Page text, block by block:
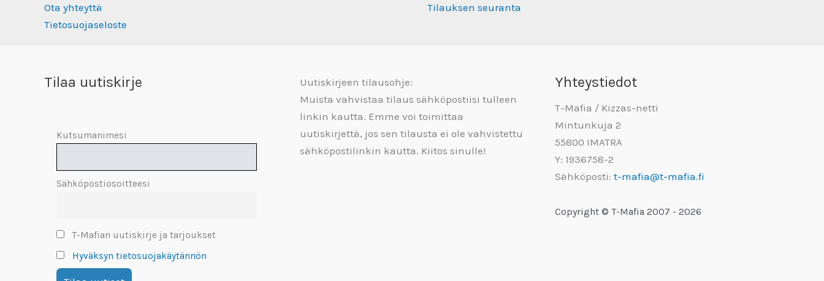
Ota yhteyttä
Tietosuojaseloste
Tilauksen seuranta
Tilaa uutiskirje
Kutsumanimesi
Sähköpostiosoitteesi
T-Mafian uutiskirje ja tarjoukset
Hyväksyn tietosuojakäytännön
Uutiskirjeen tilausohje:
Muista vahvistaa tilaus sähköpostiisi tulleen
linkin kautta. Emme voi toimittaa
uutiskirjettä, jos sen tilausta ei ole vahvistettu
sähköpostilinkin kautta. Kiitos sinulle!
Yhteystiedot
T-Mafia / Kizzas-netti
Mintunkuja 2
55800 IMATRA
Y: 1936758-2
Sähköposti:t-mafia@t-mafia.fi
Copyright © T-Mafia 2007 - 2026